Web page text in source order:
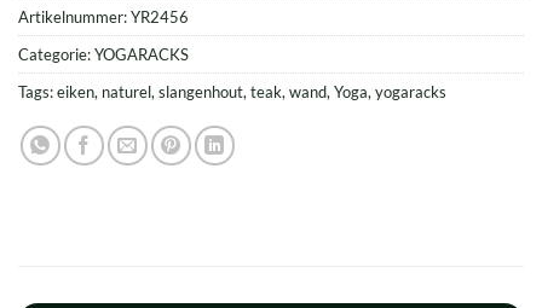
Artikelnummer:YR2456
Categorie:YOGARACKS
Tags:eiken, naturel, slangenhout, teak, wand, Yoga, yogaracks